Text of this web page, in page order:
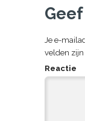
Je e-
velden
Reactie